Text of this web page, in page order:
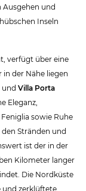
und
Inseln
verfügt über eine
der Nähe liegen
und Villa Porta
Eleganz,
sowie Ruhe
Stränden und
ist der in der
Kilometer langer
Die Nordküste
und zerklüftete